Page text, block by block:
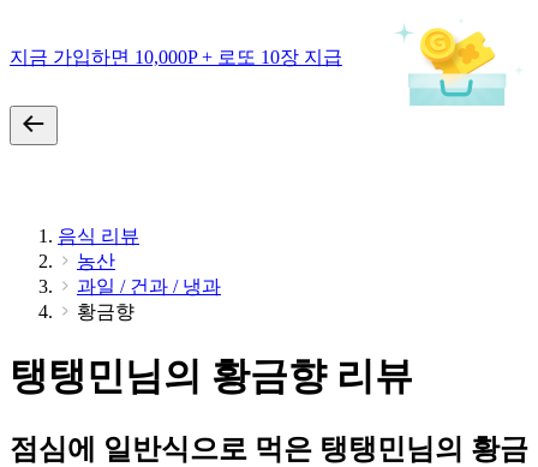
지금 가입하면 10,000P + 로또 10장 지급
음식 리뷰
농산
과일 / 건과 / 냉과
황금향
탱탱민님의 황금향 리뷰
점심에 일반식으로 먹은 탱탱민님의 황금